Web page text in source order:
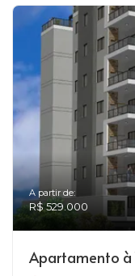
A partir de:
R$ 529.000
Apartamento à